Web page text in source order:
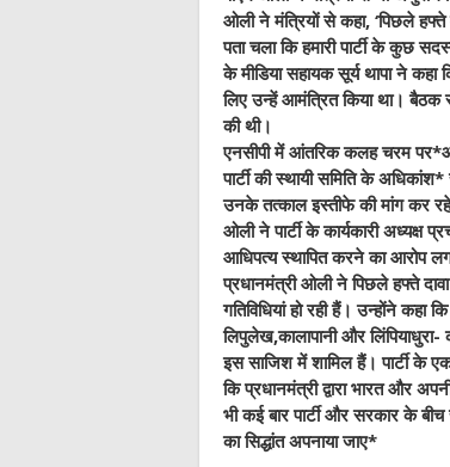
ओली ने मंत्रियों से कहा, ‘पिछले
पता चला कि हमारी पार्टी के कुछ
के मीडिया सहायक सूर्य थापा ने
लिए उन्हें आमंत्रित किया था।
की थी।
एनसीपी में आंतरिक कलह चरम
पार्टी की स्थायी समिति के
उनके तत्काल इस्तीफे की मांग कर रहे
ओली ने पार्टी के कार्यकारी अध्यक्ष
आधिपत्य स्थापित करने का आरोप
प्रधानमंत्री ओली ने पिछले हफ्ते
गतिविधियां हो रही हैं। उन्होंने कहा
लिपुलेख,कालापानी और
इस साजिश में शामिल हैं। पार्टी के
कि प्रधानमंत्री द्वारा भारत और
भी कई बार पार्टी और सरकार के
का सिद्धांत अपनाया जाए*